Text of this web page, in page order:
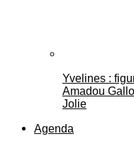
Yvelines :
Amadou
Jolie
Agenda